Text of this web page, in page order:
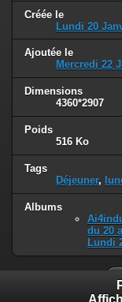
Créée le
Lundi 20
Ajoutée le
Mercredi 22
Dimensions
4360*2907
Poids
516 Ko
Tags
Déjeuner,
Albums
du 20
Lundi